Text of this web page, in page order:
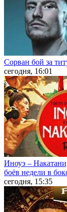
Сорван бой за
сегодня, 16:01
Иноуэ –
боёв недели в
сегодня, 15:35